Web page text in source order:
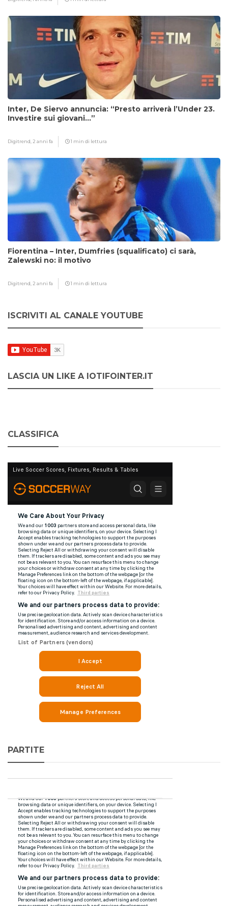
Inter, De Siervo annuncia: “Presto arriverà l’Under 23.
Investire sui giovani…”
Digitrend, 2 anni fa 1 min di lettura
Fiorentina – Inter, Dumfries (squalificato) ci sarà,
Zalewski no: il motivo
Digitrend, 2 anni fa 1 min di lettura
ISCRIVITI AL CANALE YOUTUBE
LASCIA UN LIKE A IOTIFOINTER.IT
CLASSIFICA
PARTITE